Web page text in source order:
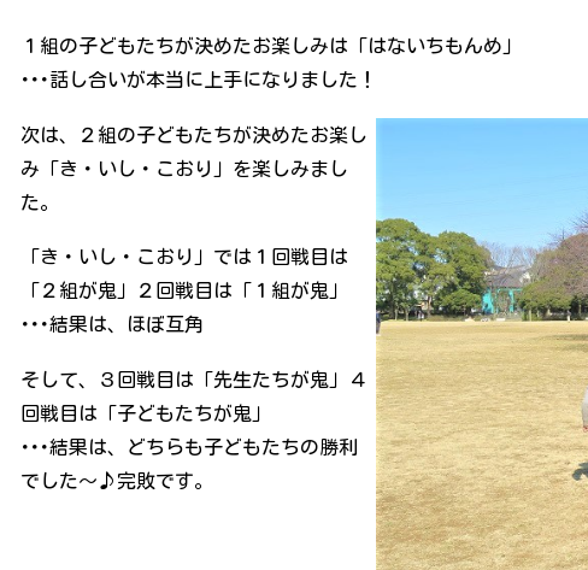
１組の子どもたちが決めたお楽しみは「はないちもんめ」
･･･話し合いが本当に上手になりました！
次は、２組の子どもたちが決めたお楽し
み「き・いし・こおり」を楽しみまし
た。
「き・いし・こおり」では１回戦目は
「２組が鬼」２回戦目は「１組が鬼」
･･･結果は、ほぼ互角
そして、３回戦目は「先生たちが鬼」４
回戦目は「子どもたちが鬼」
･･･結果は、どちらも子どもたちの勝利
でした～♪完敗です。